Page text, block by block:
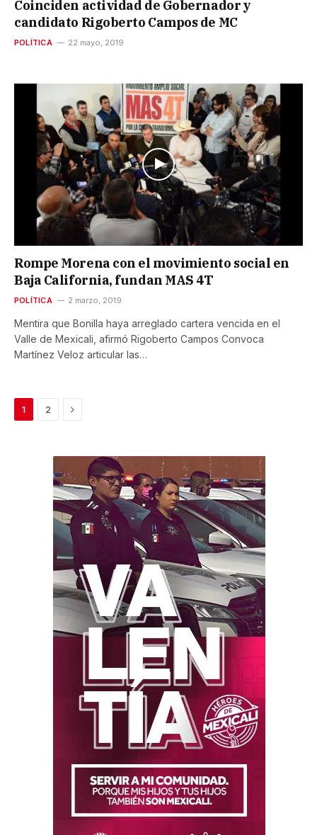
Coinciden actividad de Gobernador y
candidato Rigoberto Campos de MC
POLÍTICA 22 mayo, 2019
Rompe Morena con el movimiento social en
Baja California, fundan MAS 4T
POLÍTICA 2 marzo, 2019
Mentira que Bonilla haya arreglado cartera vencida en el
Valle de Mexicali, afirmó Rigoberto Campos Convoca
Martínez Veloz articular las…
1 2 Next